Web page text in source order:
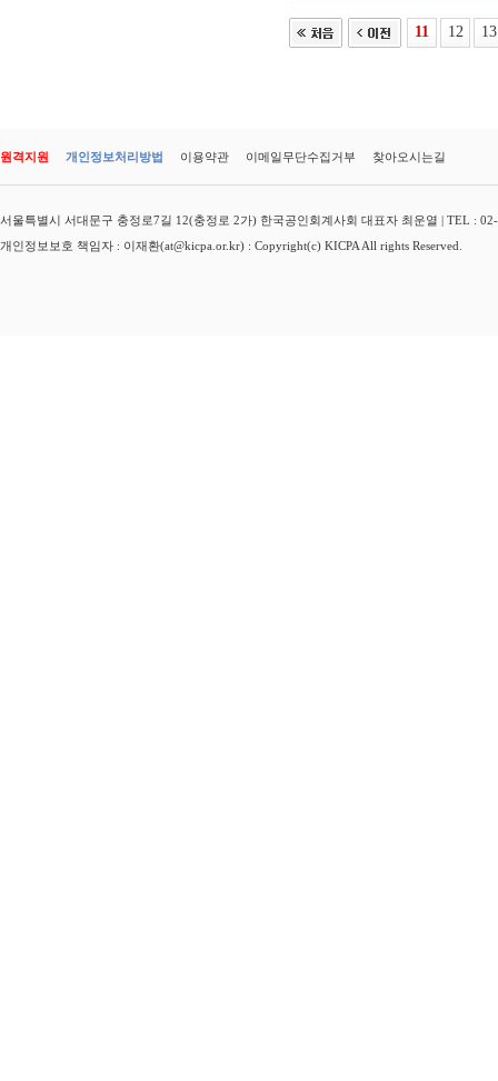
11 12 13
원격지원 개인정보처리방법 이용약관 이메일무단수집거부 찾아오시는길
서울특별시 서대문구 충정로7길 12(충정로 2가) 한국공인회계사회 대표자 최운열 | TEL :
개인정보보호 책임자 : 이재환(at@kicpa.or.kr) : Copyright(c) KICPA All rights Reserved.